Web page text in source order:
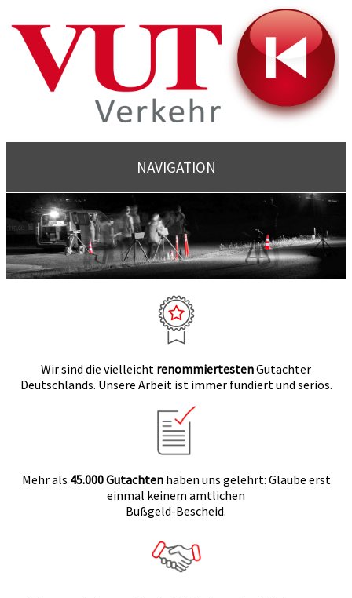
NAVIGATION
Wir sind die vielleicht renommiertestenGutachter
Deutschlands. Unsere Arbeit ist immer fundiert und seriös.
Mehr als 45.000 Gutachtenhaben uns gelehrt: Glaube erst
einmal keinem amtlichen
Bußgeld-Bescheid.